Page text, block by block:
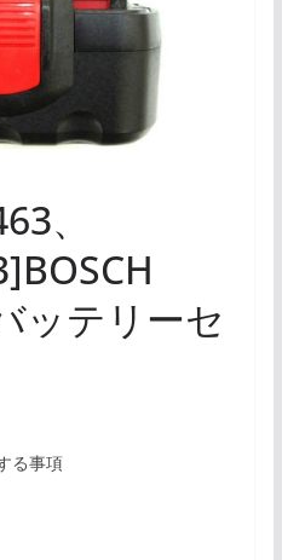
、
ッテリーセ
る事項